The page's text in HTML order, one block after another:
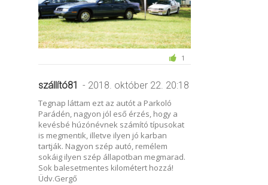
1
szállító81 - 2018. október 22. 20:18
Tegnap láttam ezt az autót a Parkoló
Parádén, nagyon jól eső érzés, hogy a
kevésbé húzónévnek számító típusokat
is megmentik, illetve ilyen jó karban
tartják. Nagyon szép autó, remélem
sokáig ilyen szép állapotban megmarad.
Sok balesetmentes kilométert hozzá!
Üdv.Gergő